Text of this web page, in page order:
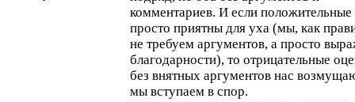
комментариев. И если положительные
просто приятны для уха (мы, как
не требуем аргументов, а просто
благодарности), то отрицательные
без внятных аргументов нас
мы вступаем в спор.